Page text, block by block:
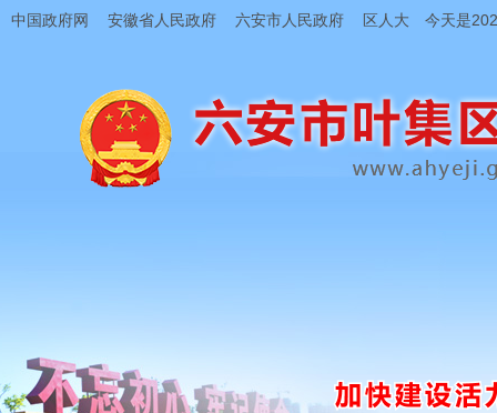
中国政府网 安徽省人民政府 六安市人民政府 区人大 今天是